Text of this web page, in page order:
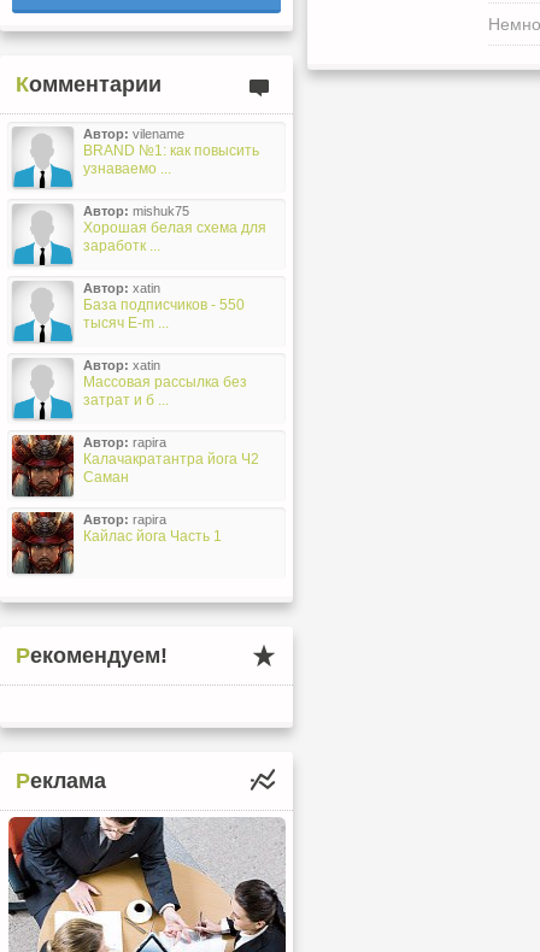
Комментарии
Автор: vilename
BRAND №1: как повысить
узнаваемо ...
Автор: mishuk75
Хорошая белая схема для
заработк ...
Автор: xatin
База подписчиков - 550
тысяч E-m ...
Автор: xatin
Массовая рассылка без
затрат и б ...
Автор: rapira
Калачакратантра йога Ч2
Саман
Автор: rapira
Кайлас йога Часть 1
Рекомендуем!
Реклама